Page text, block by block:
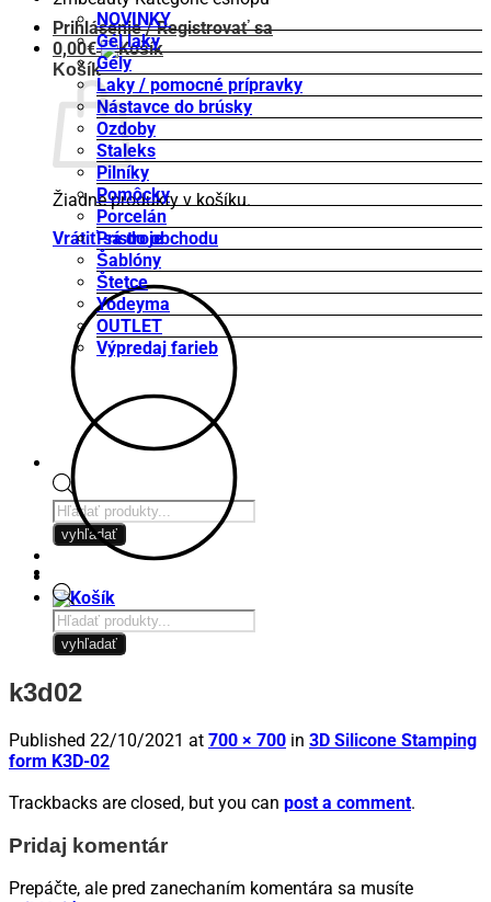
Prihlásenie / Registrovať sa
0,00€
Košík
Žiadne produkty v košíku.
Vrátiť sa do obchodu
Products
search
vyhľadať
NOVINKY
Gél laky
Gély
Laky / pomocné prípravky
Nástavce do brúsky
Ozdoby
Staleks
Pilníky
Pomôcky
Porcelán
Prístroje
Šablóny
Štetce
Yodeyma
OUTLET
Výpredaj farieb
Products
search
vyhľadať
k3d02
Published 22/10/2021 at 700 × 700 in 3D Silicone Stamping
form K3D-02
Trackbacks are closed, but you can post a comment.
Pridaj komentár
Prepáčte, ale pred zanechaním komentára sa musíte